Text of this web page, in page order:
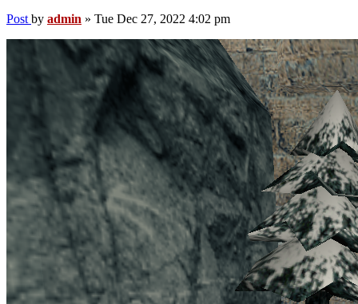
Post by admin » Tue Dec 27, 2022 4:02 pm